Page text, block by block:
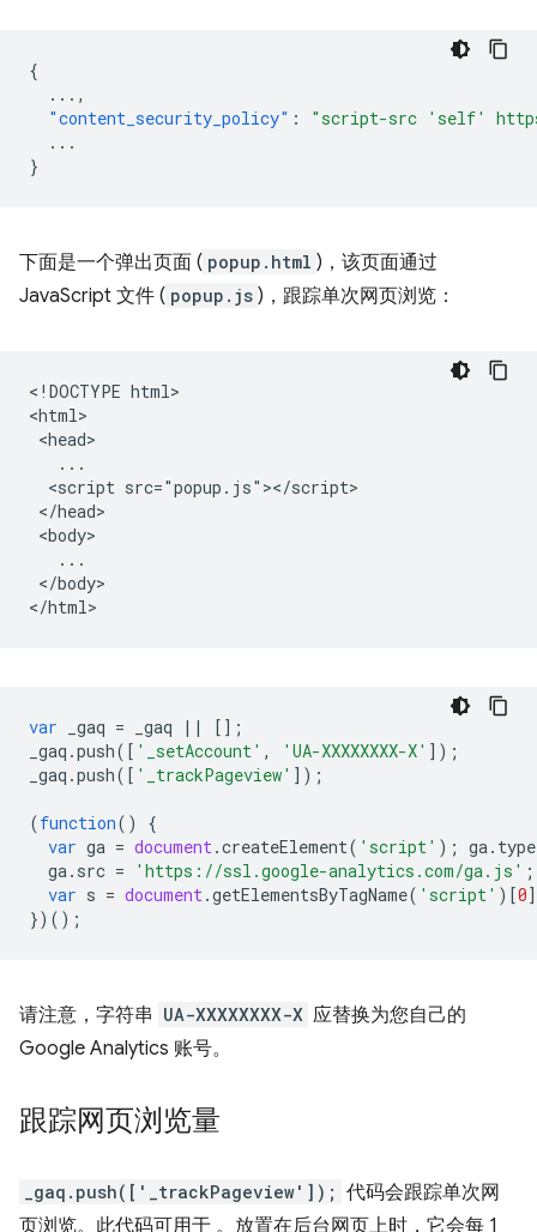
{
... ,
"content_security_policy" :
"script-src 'self'
...
}
下面是一个弹出页面 ( popup.html )，该页面通过
JavaScript 文件 ( popup.js )，跟踪单次网页浏览：
<!DOCTYPE html>
<html>
<head>
   ...
  <script src="popup.js"></script>
</head>
<body>
   ...
</body>
var _gaq = _gaq ||
[];
_gaq .push([ '_setAccount' , 'UA-XXXXXXXX-X' ]);
_gaq .push([ '_trackPageview' ]);
(function()
{
var ga = document.createElement( 'script' ); ga. type
ga. src = 'https://ssl.google-analytics.com/ga.js' ;
var s = document.getElementsByTagName( 'script' )[0
})();
请注意，字符串 UA-XXXXXXXX-X 应替换为您自己的
Google Analytics 账号。
跟踪网页浏览量
_gaq.push(['_trackPageview']); 代码会跟踪单次网
页浏览。此代码可用于 。放置在后台网页上时，它会每 1